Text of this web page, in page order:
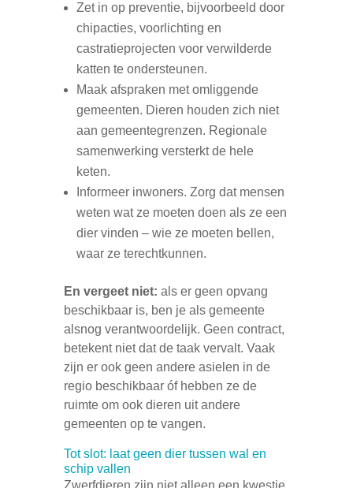
Zet in op preventie, bijvoorbeeld door
chipacties, voorlichting en
castratieprojecten voor verwilderde
katten te ondersteunen.
Maak afspraken met omliggende
gemeenten. Dieren houden zich niet
aan gemeentegrenzen. Regionale
samenwerking versterkt de hele
keten.
Informeer inwoners. Zorg dat mensen
weten wat ze moeten doen als ze een
dier vinden – wie ze moeten bellen,
waar ze terechtkunnen.
En vergeet niet: als er geen opvang
beschikbaar is, ben je als gemeente
alsnog verantwoordelijk. Geen contract,
betekent niet dat de taak vervalt. Vaak
zijn er ook geen andere asielen in de
regio beschikbaar óf hebben ze de
ruimte om ook dieren uit andere
gemeenten op te vangen.
Tot slot: laat geen dier tussen wal en
schip vallen